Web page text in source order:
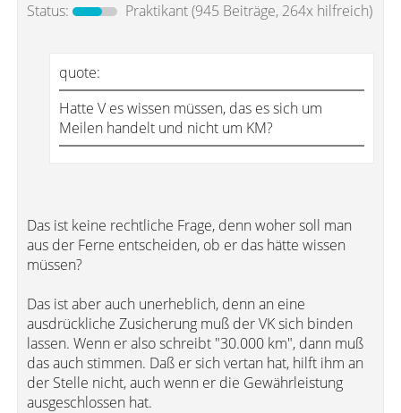
Status:
Praktikant(945 Beiträge, 264x hilfreich)
quote:
Hatte V es wissen müssen, das es sich um
Meilen handelt und nicht um KM?
Das ist keine rechtliche Frage, denn woher soll man
aus der Ferne entscheiden, ob er das hätte wissen
müssen?
Das ist aber auch unerheblich, denn an eine
ausdrückliche Zusicherung muß der VK sich binden
lassen. Wenn er also schreibt "30.000 km", dann muß
das auch stimmen. Daß er sich vertan hat, hilft ihm an
der Stelle nicht, auch wenn er die Gewährleistung
ausgeschlossen hat.